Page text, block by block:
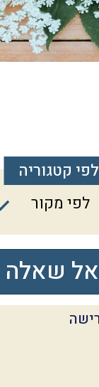
קטגוריה
לפי מקור
שאלה